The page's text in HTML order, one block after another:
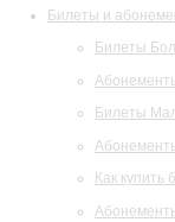
Билеты и
Билеты
Билеты
Как купить